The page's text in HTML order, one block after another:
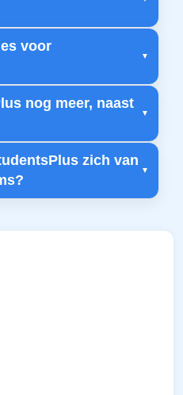
voor
nog meer, naast
zich van